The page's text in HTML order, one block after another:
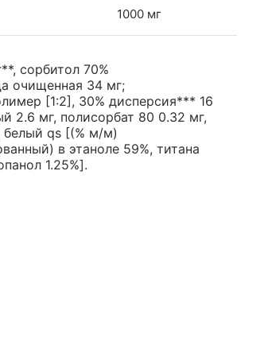
1000 мг
сорбитол 70%
очищенная 34 мг;
[1:2], 30% дисперсия*** 16
2.6 мг, полисорбат 80 0.32 мг,
белый qs [(% м/м)
в этаноле 59%, титана
1.25%].